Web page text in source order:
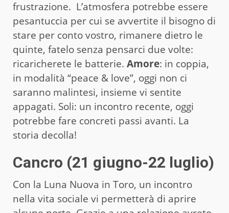
frustrazione. L’atmosfera potrebbe essere
pesantuccia per cui se avvertite il bisogno di
stare per conto vostro, rimanere dietro le
quinte, fatelo senza pensarci due volte:
ricaricherete le batterie. Amore: in coppia,
in modalità “peace & love”, oggi non ci
saranno malintesi, insieme vi sentite
appagati. Soli: un incontro recente, oggi
potrebbe fare concreti passi avanti. La
storia decolla!
Cancro (21 giugno-22 luglio)
Con la Luna Nuova in Toro, un incontro
nella vita sociale vi permetterà di aprire